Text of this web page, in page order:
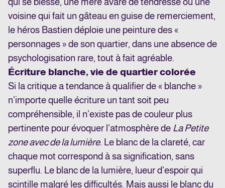
voisine qui fait un gâteau en guise de remerciement,
le héros Bastien déploie une peinture des «
personnages » de son quartier, dans une absence de
psychologisation rare, tout à fait agréable.
Écriture blanche, vie de quartier colorée
Si la critique a tendance à qualifier de « blanche »
n’importe quelle écriture un tant soit peu
compréhensible, il n’existe pas de couleur plus
pertinente pour évoquer l’atmosphère de La Petite
zone avec de la lumière. Le blanc de la clareté, car
chaque mot correspond à sa signification, sans
superflu. Le blanc de la lumière, lueur d’espoir qui
scintille malgré les difficultés. Mais aussi le blanc du